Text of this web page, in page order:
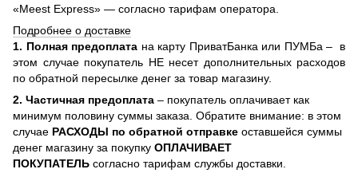
«Meest Express» — согласно тарифам оператора.
Подробнее о доставке
1. Полная предоплата на карту ПриватБанка или ПУМБа –
в
этом случае покупатель НЕ несет дополнительных расходов
по обратной пересылке денег за товар магазину.
2. Частичная предоплата – покупатель оплачивает как
минимум половину суммы заказа. Обратите внимание: в этом
случае РАСХОДЫ по обратной отправке оставшейся суммы
денег магазину за покупку ОПЛАЧИВАЕТ
ПОКУПАТЕЛЬ согласно тарифам службы доставки.